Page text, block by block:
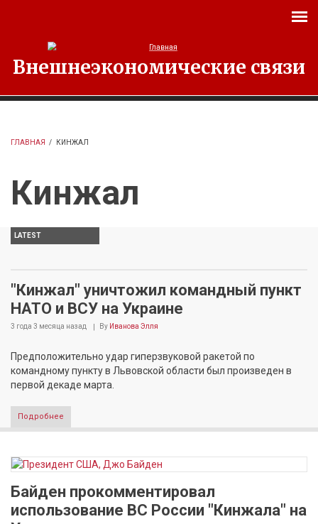
Внешнеэкономические связи
ГЛАВНАЯ / КИНЖАЛ
Кинжал
LATEST
"Кинжал" уничтожил командный пункт
НАТО и ВСУ на Украине
3 года 3 месяца назад By Иванова Элля
Предположительно удар гиперзвуковой ракетой по
командному пункту в Львовской области был произведен в
первой декаде марта.
Подробнее
Байден прокомментировал
использование ВС России "Кинжала" на